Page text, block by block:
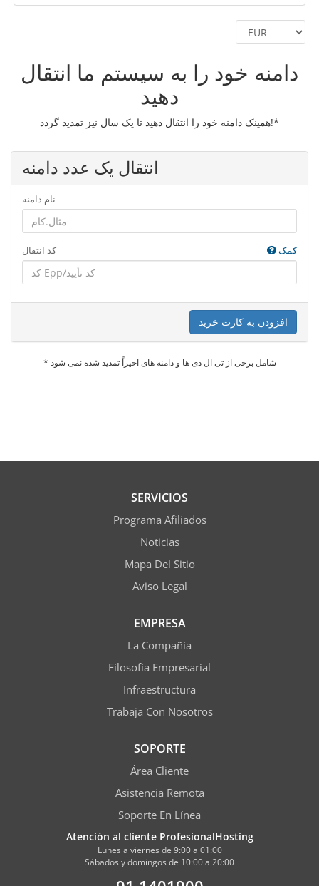
دامنه خود را به سیستم ما انتقال
دهید
همینک دامنه خود را انتقال دهید تا یک سال نیز تمدید گردد!*
انتقال یک عدد دامنه
نام دامنه
کد انتقال کمک
افزودن به کارت خرید
* شامل برخی از تی ال دی ها و دامنه های اخیراً تمدید شده نمی شود
SERVICIOS
Programa Afiliados
Noticias
Mapa Del Sitio
Aviso Legal
EMPRESA
La Compañía
Filosofía Empresarial
Infraestructura
Trabaja Con Nosotros
SOPORTE
Área Cliente
Asistencia Remota
Soporte En Línea
Atención al cliente ProfesionalHosting
Lunes a viernes de 9:00 a 01:00
Sábados y domingos de 10:00 a 20:00